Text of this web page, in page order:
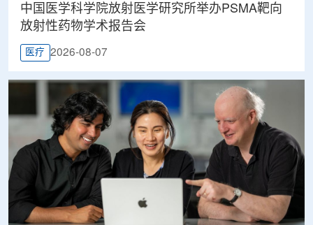
中国医学科学院放射医学研究所举办PSMA靶向
放射性药物学术报告会
医疗 2026-08-07